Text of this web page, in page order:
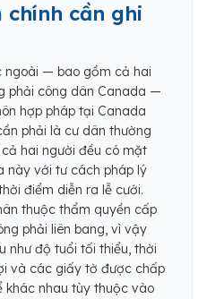
chính cần ghi
ngoài — bao gồm cả hai
phải công dân Canada —
hợp pháp tại Canada
phải là cư dân thường
hai người đều có mặt
này với tư cách pháp lý
điểm diễn ra lễ cưới.
thuộc thẩm quyền cấp
phải liên bang, vì vậy
như độ tuổi tối thiểu, thời
và các giấy tờ được chấp
khác nhau tùy thuộc vào